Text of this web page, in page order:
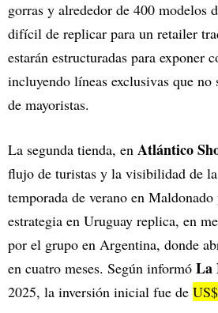
gorras y alrededor de 400 modelos
difícil de replicar para un retailer
estarán estructuradas para exponer
incluyendo líneas exclusivas que no
de mayoristas.
La segunda tienda, en Atlántico
flujo de turistas y la visibilidad de
temporada de verano en
estrategia en Uruguay replica, en
por el grupo en Argentina, donde
en cuatro meses. Según informó La
2025, la inversión inicial fue de